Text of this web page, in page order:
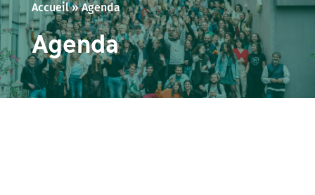
Accueil»Agenda
Agenda